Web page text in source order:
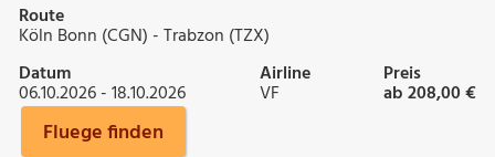
Route
Köln Bonn (CGN) - Trabzon (TZX)
Datum
06.10.2026 - 18.10.2026
Airline
VF
Preis
ab 208,00 €
Fluege finden